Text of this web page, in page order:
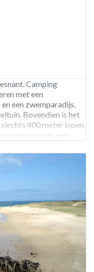
Camping
met een
een zwemparadijs,
Bovendien is het
400 meter lopen.
met een